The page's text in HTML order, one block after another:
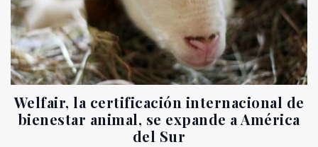
Welfair, la certificación internacional de
bienestar animal, se expande a América
del Sur